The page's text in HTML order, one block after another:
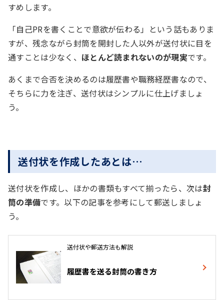
すめします。
「自己PRを書くことで意欲が伝わる」という話もありま
すが、残念ながら封筒を開封した人以外が送付状に目を
通すことは少なく、 ほとんど読まれないのが現実です。
あくまで合否を決めるのは履歴書や職務経歴書なので、
そちらに力を注ぎ、送付状はシンプルに仕上げましょ
う。
送付状を作成したあとは…
送付状を作成し、ほかの書類もすべて揃ったら、次は封
筒の準備です。以下の記事を参考にして郵送しましょ
う。
送付状や郵送方法も解説
履歴書を送る封筒の書き方